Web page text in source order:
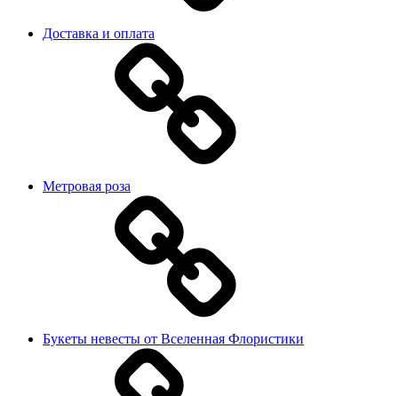
Доставка и оплата
Метровая роза
Букеты невесты от Вселенная Флористики